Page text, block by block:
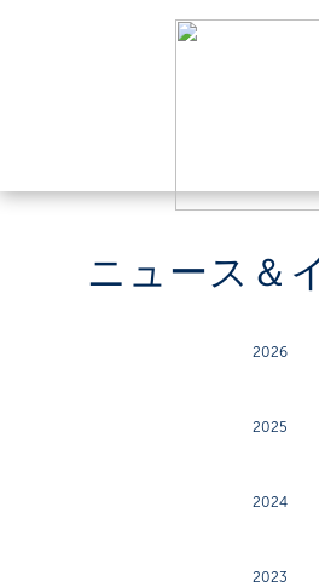
ニュース＆
2026
2025
2024
2023